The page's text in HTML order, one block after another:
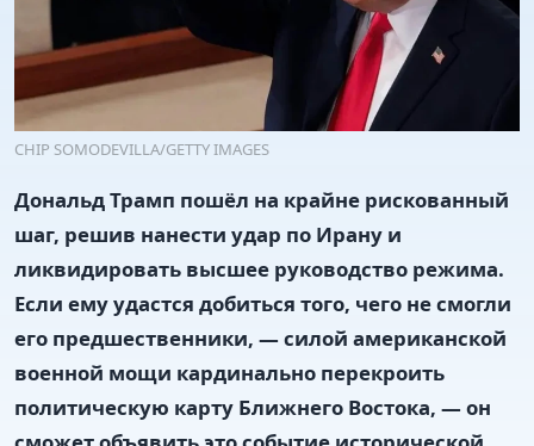
CHIP SOMODEVILLA/GETTY IMAGES
Дональд Трамп пошёл на крайне рискованный
шаг, решив нанести удар по Ирану и
ликвидировать высшее руководство режима.
Если ему удастся добиться того, чего не смогли
его предшественники, — силой американской
военной мощи кардинально перекроить
политическую карту Ближнего Востока, — он